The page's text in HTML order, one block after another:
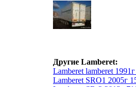
Другие Lamberet:
Lamberet lamberet
Lamberet SRO1 2005г